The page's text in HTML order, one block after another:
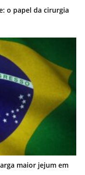
o papel da cirurgia
maior jejum em